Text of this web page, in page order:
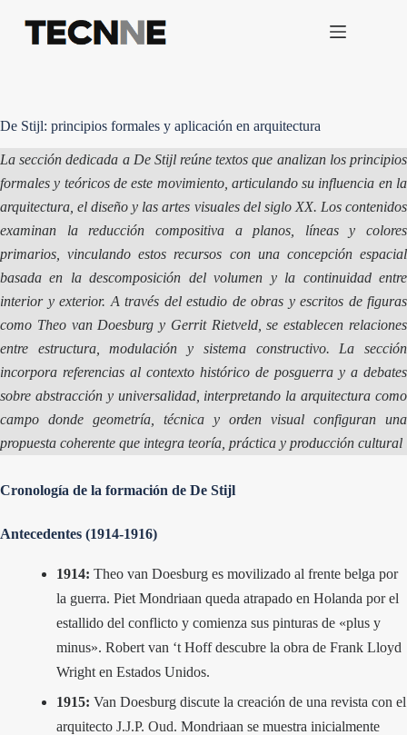
contenido
De Stijl: principios formales y aplicación en arquitectura
La sección dedicada a De Stijl reúne textos que analizan los principios
formales y teóricos de este movimiento, articulando su influencia en la
arquitectura, el diseño y las artes visuales del siglo XX. Los contenidos
examinan la reducción compositiva a planos, líneas y colores
primarios, vinculando estos recursos con una concepción espacial
basada en la descomposición del volumen y la continuidad entre
interior y exterior. A través del estudio de obras y escritos de figuras
como Theo van Doesburg y Gerrit Rietveld, se establecen relaciones
entre estructura, modulación y sistema constructivo. La sección
incorpora referencias al contexto histórico de posguerra y a debates
sobre abstracción y universalidad, interpretando la arquitectura como
campo donde geometría, técnica y orden visual configuran una
propuesta coherente que integra teoría, práctica y producción cultural
Cronología de la formación de De Stijl
Antecedentes (1914-1916)
1914: Theo van Doesburg es movilizado al frente belga por
la guerra. Piet Mondriaan queda atrapado en Holanda por el
estallido del conflicto y comienza sus pinturas de «plus y
minus». Robert van ‘t Hoff descubre la obra de Frank Lloyd
Wright en Estados Unidos.
1915: Van Doesburg discute la creación de una revista con el
arquitectoJ.J.P. Oud. Mondriaan se muestra inicialmente